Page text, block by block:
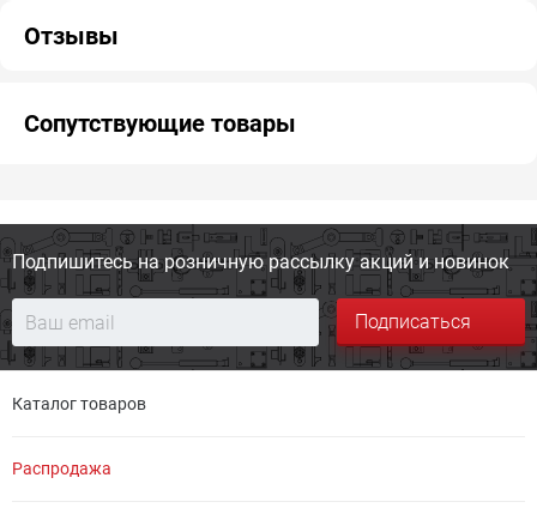
Отзывы
Сопутствующие товары
Подпишитесь на розничную рассылку акций и новинок
Подписаться
Каталог товаров
Распродажа